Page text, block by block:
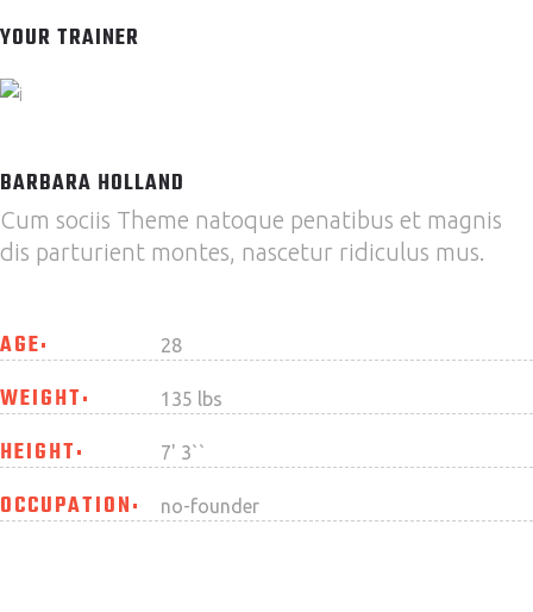
YOUR TRAINER
BARBARA HOLLAND
Cum sociis Theme natoque penatibus et magnis
dis parturient montes, nascetur ridiculus mus.
AGE 28
WEIGHT 135 lbs
HEIGHT 7' 3``
OCCUPATION no-founder